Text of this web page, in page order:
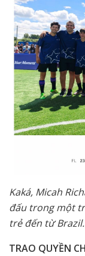
Kaká, Micah
đấu trong một
trẻ đến từ Brazil.
TRAO QUYỀN